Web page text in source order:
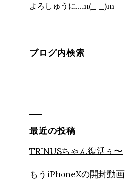
よろしゅうに...m(_ _)m
ブログ内検索
最近の投稿
TRINUSちゃん復活ぅ〜
もうiPhoneXの開封動